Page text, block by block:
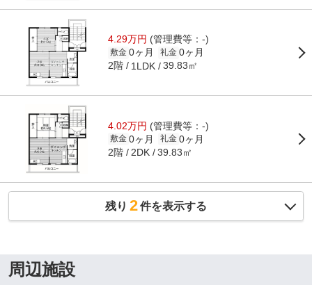
4.29万円 (管理費等：-)
敷金 0ヶ月 礼金 0ヶ月
2階 1LDK 39.83㎡
4.02万円 (管理費等：-)
敷金 0ヶ月 礼金 0ヶ月
2階 2DK 39.83㎡
残り 2件を表示する
周辺施設